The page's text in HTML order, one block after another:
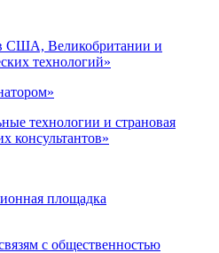
США, Великобритании и
технологий»
технологии и страновая
консультантов»
площадка
с общественностью